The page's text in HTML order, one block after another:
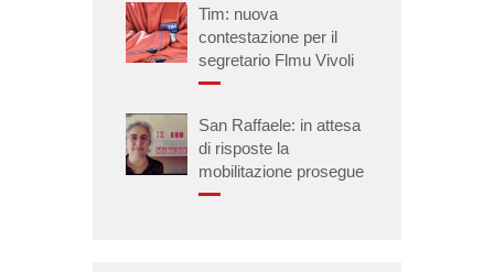
Tim: nuova
contestazione per il
segretario Flmu Vivoli
San Raffaele: in attesa
di risposte la
mobilitazione prosegue